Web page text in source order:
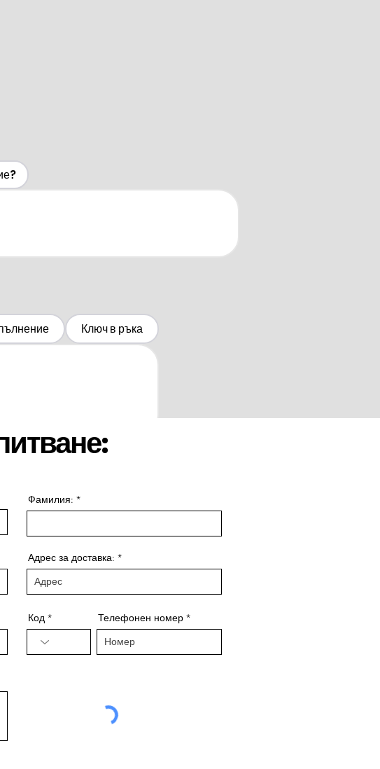
Ключ в ръка
ви дом. Нашият екип
Фамилия:
Адрес за доставка:
Код Телефонен номер